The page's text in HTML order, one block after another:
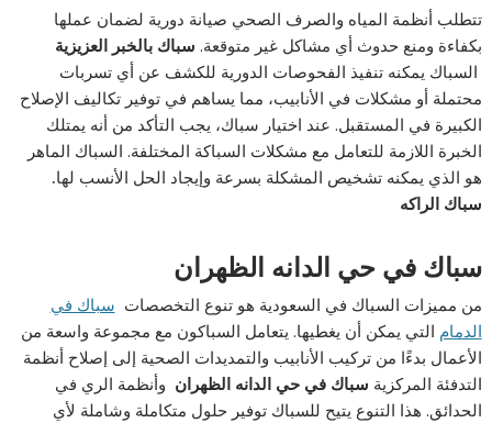
تتطلب أنظمة المياه والصرف الصحي صيانة دورية لضمان عملها
بكفاءة ومنع حدوث أي مشاكل غير متوقعة. سباك بالخبر العزيزية
السباك يمكنه تنفيذ الفحوصات الدورية للكشف عن أي تسربات
محتملة أو مشكلات في الأنابيب، مما يساهم في توفير تكاليف الإصلاح
الكبيرة في المستقبل. عند اختيار سباك، يجب التأكد من أنه يمتلك
الخبرة اللازمة للتعامل مع مشكلات السباكة المختلفة. السباك الماهر
هو الذي يمكنه تشخيص المشكلة بسرعة وإيجاد الحل الأنسب لها.
سباك الراكه
سباك في حي الدانه الظهران
من مميزات السباك في السعودية هو تنوع التخصصات سباك في
الدمام التي يمكن أن يغطيها. يتعامل السباكون مع مجموعة واسعة من
الأعمال بدءًا من تركيب الأنابيب والتمديدات الصحية إلى إصلاح أنظمة
التدفئة المركزية سباك في حي الدانه الظهران وأنظمة الري في
الحدائق. هذا التنوع يتيح للسباك توفير حلول متكاملة وشاملة لأي